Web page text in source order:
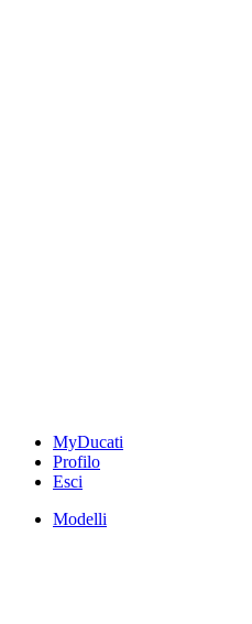
MyDucati
Profilo
Esci
Modelli